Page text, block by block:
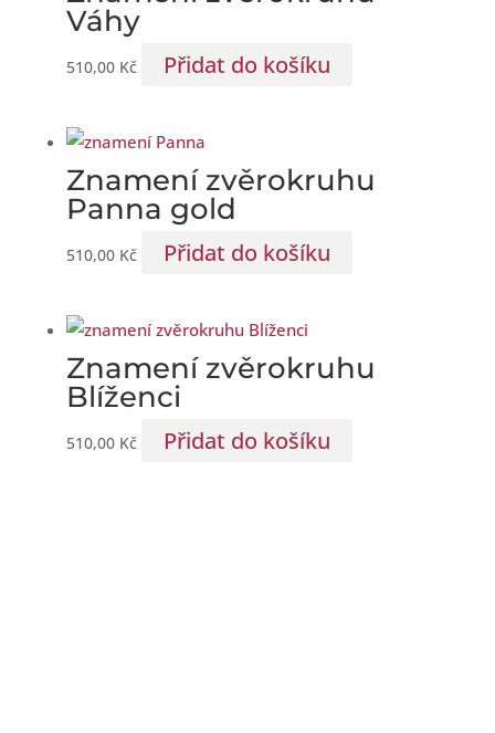
Váhy
510,00 Kč Přidat do košíku
Znamení zvěrokruhu
Panna gold
510,00 Kč Přidat do košíku
Znamení zvěrokruhu
Blíženci
510,00 Kč Přidat do košíku